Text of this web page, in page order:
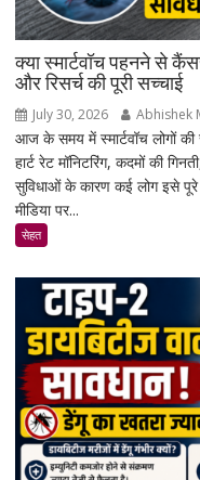
क्या स्मार्टवॉच पहनने से
और रिसर्च की पूरी सच्चाई
July 30, 2026 Abhishek
आज के समय में स्मार्टवॉच लोगों की
हार्ट रेट मॉनिटरिंग, कदमों की
सुविधाओं के कारण कई लोग इसे
मीडिया पर...
सेहत